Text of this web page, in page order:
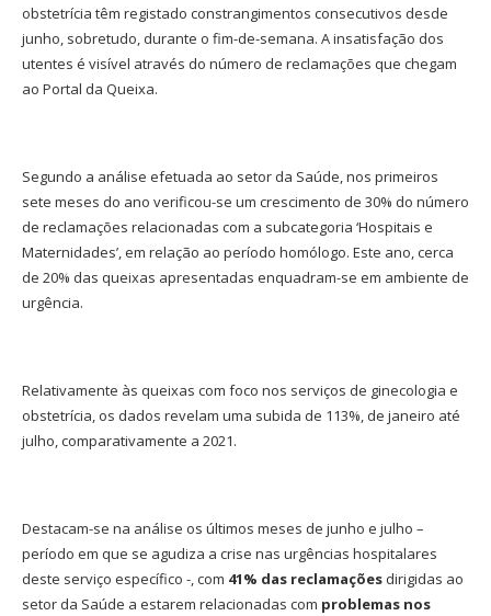
obstetrícia têm registado constrangimentos consecutivos desde
junho, sobretudo, durante o fim-de-semana. A insatisfação dos
utentes é visível através do número de reclamações que chegam
ao Portal da Queixa.
Segundo a análise efetuada ao setor da Saúde, nos primeiros
sete meses do ano verificou-se um crescimento de 30% do número
de reclamações relacionadas com a subcategoria ‘Hospitais e
Maternidades’, em relação ao período homólogo. Este ano, cerca
de 20% das queixas apresentadas enquadram-se em ambiente de
urgência.
Relativamente às queixas com foco nos serviços de ginecologia e
obstetrícia, os dados revelam uma subida de 113%, de janeiro até
julho, comparativamente a 2021.
Destacam-se na análise os últimos meses de junho e julho –
período em que se agudiza a crise nas urgências hospitalares
deste serviço específico -, com 41% das reclamações dirigidas ao
setor da Saúde a estarem relacionadas com problemas nos